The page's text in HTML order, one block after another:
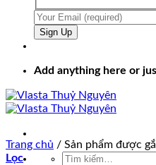
Add anything here or
Tìm
Trang chủ / Sản phẩm được
Lọc